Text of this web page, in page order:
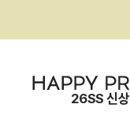
26SS 신상